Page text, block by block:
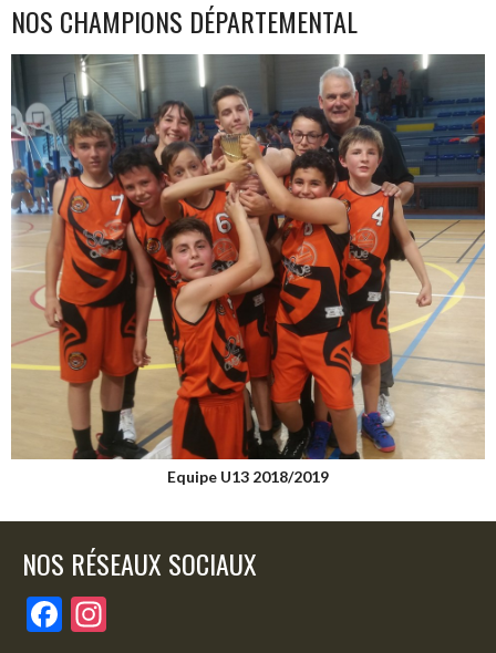
NOS CHAMPIONS DÉPARTEMENTAL
Equipe U13 2018/2019
NOS RÉSEAUX SOCIAUX
F